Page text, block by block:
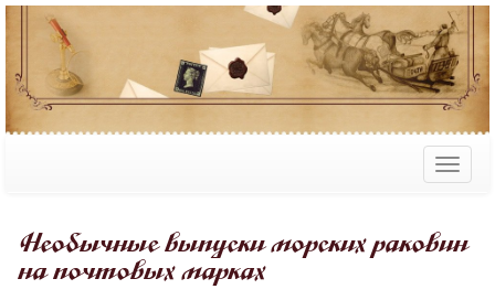
Необычные выпуски морских раковин
на почтовых марках